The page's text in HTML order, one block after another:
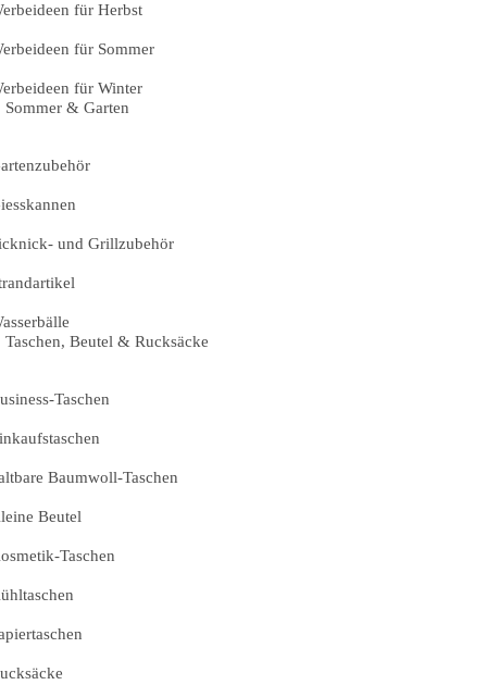
für Herbst
für Sommer
für Winter
Sommer & Garten
und Grillzubehör
Taschen, Beutel & Rucksäcke
Taschen
Baumwoll-Taschen
Beutel
Taschen